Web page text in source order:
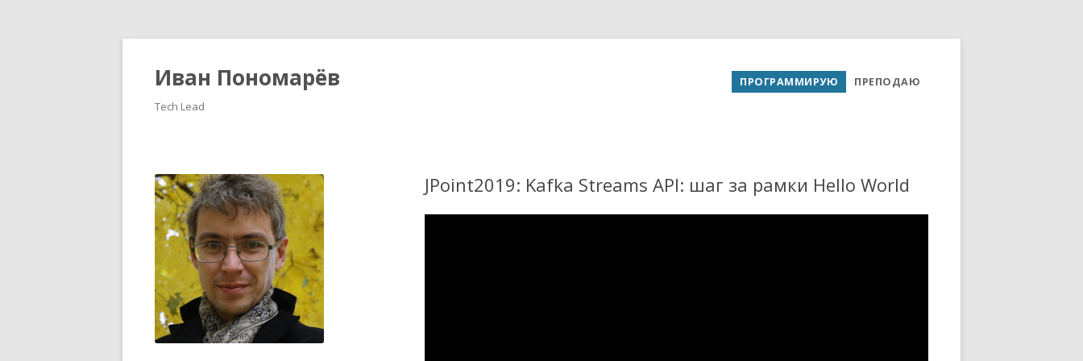
Иван Пономарёв
Tech Lead
ПРОГРАММИРУЮ ПРЕПОДАЮ
JPoint2019: Kafka Streams API: шаг за рамки Hello World